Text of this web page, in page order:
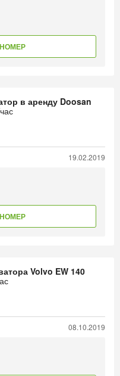
в аренду Doosan
19.02.2019
Volvo EW 140
08.10.2019